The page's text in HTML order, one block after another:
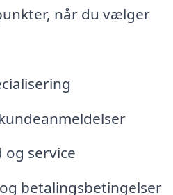
når du vælger
service
betalingsbetingelser